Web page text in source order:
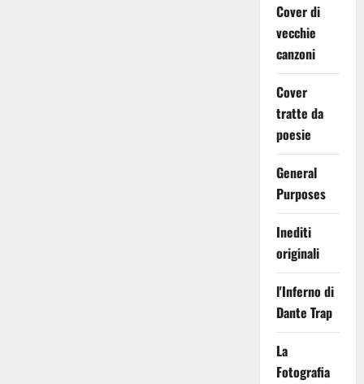
Cover di
vecchie
canzoni
Cover
tratte da
poesie
General
Purposes
Inediti
originali
l'Inferno di
Dante Trap
La
Fotografia